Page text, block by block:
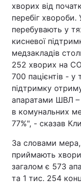
хворих від
перебіг хвороби.
перебувають у
кисневої
медзакладів
252 хворих на
700 пацієнтів -
підтримку
апаратами ШВЛ –
в комунальних
77%", - сказав
За словами
приймають
загалом є 573
та 1 тис. 254